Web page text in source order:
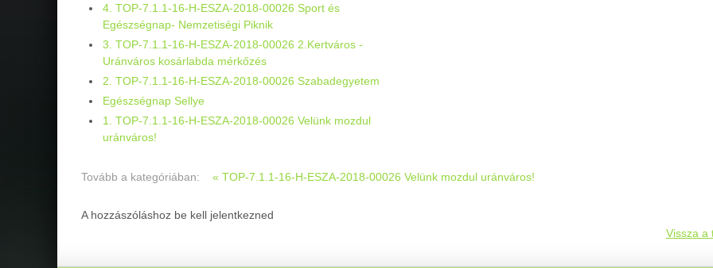
4. TOP-7.1.1-16-H-ESZA-2018-00026 Sport és
Egészségnap- Nemzetiségi Piknik
3. TOP-7.1.1-16-H-ESZA-2018-00026 2.Kertváros -
Uránváros kosárlabda mérkőzés
2. TOP-7.1.1-16-H-ESZA-2018-00026 Szabadegyetem
Egészségnap Sellye
1. TOP-7.1.1-16-H-ESZA-2018-00026 Velünk mozdul
uránváros!
Tovább a kategóriában: « TOP-7.1.1-16-H-ESZA-2018-00026 Velünk mozdul uránváros!
A hozzászóláshoz be kell jelentkezned
Vissza a